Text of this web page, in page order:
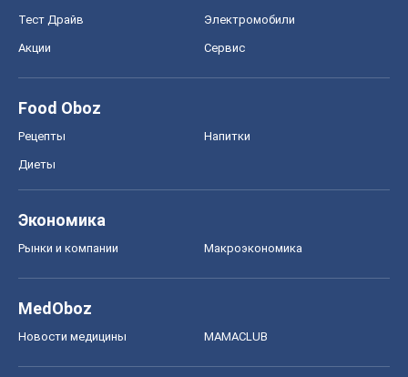
Тест Драйв Электромобили
Акции Сервис
Food Oboz
Рецепты Напитки
Диеты
Экономика
Рынки и компании Mакроэкономика
MedOboz
Новости медицины MAMACLUB